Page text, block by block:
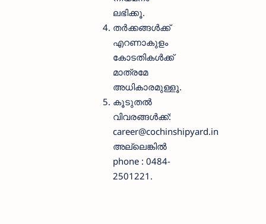
ലഭിക്കൂ.
തർക്കങ്ങൾക്ക്
എറണാകുളം
കോടതികൾക്ക്
മാത്രമേ
അധികാരമുള്ളൂ.
കൂടുതൽ
വിവരങ്ങൾക്ക്:
career@cochinshipyard.in
അല്ലെങ്കിൽ
phone : 0484-
2501221.